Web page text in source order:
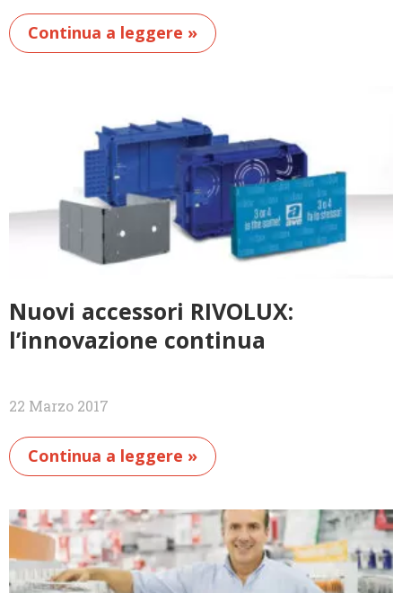
Continua a leggere »
Nuovi accessori RIVOLUX:
l’innovazione continua
22 Marzo 2017
Continua a leggere »